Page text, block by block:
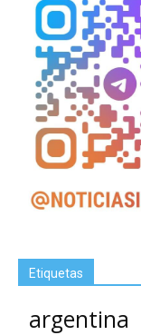
Etiquetas
argentina